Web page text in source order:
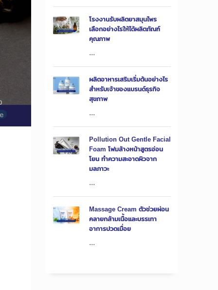
โรงงานรับผลิตยาสมุนไพร
เลือกอย่างไรให้ได้ผลิตภัณฑ์
คุณภาพ
...
ผลิตอาหารเสริมเริ่มต้นอย่างไร
สำหรับเจ้าของแบรนด์ธุรกิจ
สุขภาพ
...
Pollution Out Gentle Facial
Foam โฟมล้างหน้าสูตรอ่อน
โยน ทำความสะอาดผิวจาก
มลภาวะ
...
Massage Cream ตัวช่วยผ่อน
คลายกล้ามเนื้อและบรรเทา
อาการปวดเมื่อย
...